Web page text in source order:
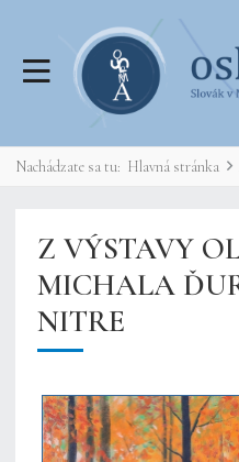
Nachádzate sa tu: Hlavná stránka
Z VÝSTAVY
MICHALA
NITRE